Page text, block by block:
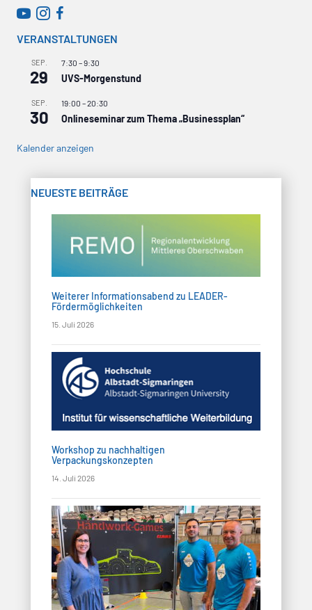
WirtschaftsRADAR bei YouTube
WirtschaftsRADAR bei Instagram
VERANSTALTUNGEN
SEP.
29
7:30 –9:30
UVS-Morgenstund
SEP.
30
19:00 –20:30
Onlineseminar zum Thema „Businessplan“
Kalender anzeigen
NEUESTE BEITRÄGE
Weiterer Informationsabend zu LEADER-
Fördermöglichkeiten
15. Juli 2026
Workshop zu nachhaltigen
Verpackungskonzepten
14. Juli 2026